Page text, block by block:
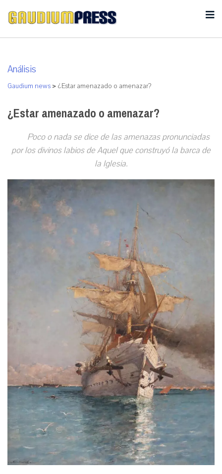
Análisis
Gaudium news > ¿Estar amenazado o amenazar?
¿Estar amenazado o amenazar?
Poco o nada se dice de las amenazas pronunciadas
por los divinos labios de Aquel que construyó la barca de
la Iglesia.